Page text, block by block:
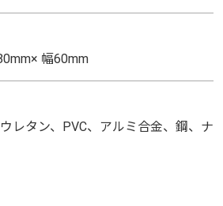
幅60mm
レタン、PVC、アルミ合金、鋼、ナ